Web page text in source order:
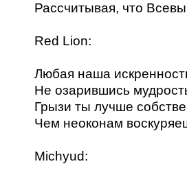
Рассчитывая, что
Red Lion:
Любая наша
Не озарившись
Грызи ты лучше
Чем неоконам
Michyud: